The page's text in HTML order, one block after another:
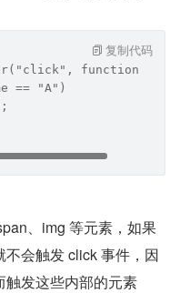
function(e) {
== "A")
复制代码
、img 等元素，如果
会触发 click 事件，因
触发这些内部的元素